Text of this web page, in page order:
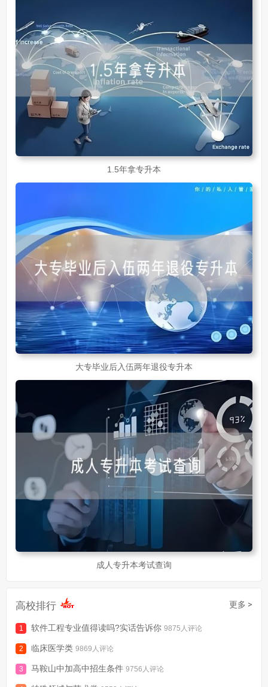
1.5年拿专升本
大专毕业后入伍两年退役专升本
成人专升本考试查询
高校排行 更多 >
软件工程专业值得读吗?实话告诉你 9875人评论
临床医学类 9869人评论
马鞍山中加高中招生条件 9756人评论